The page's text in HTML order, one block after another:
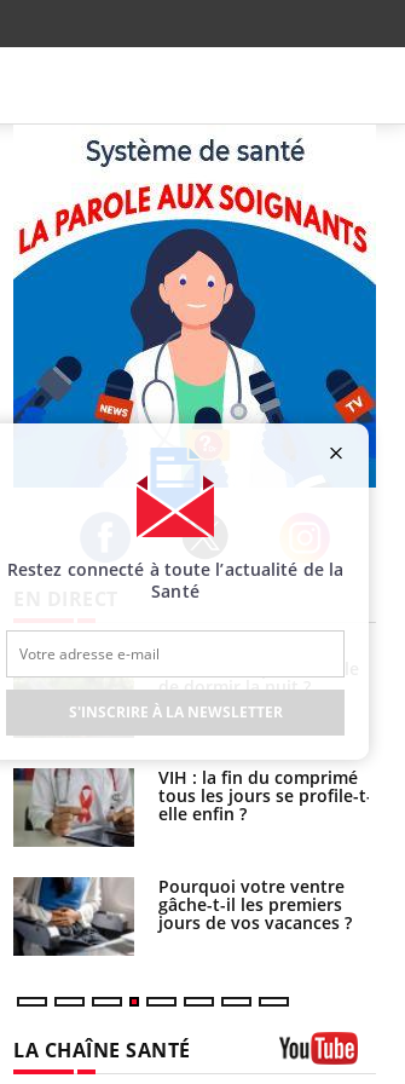
Facebook Twitter Instagram
pourquoi le risque de
noyade grimpe-t-il ?
Le Viagra pourrait-il
freiner la propagation du
cancer ?
Pourquoi manger moins
de protéines pourrait
finalement être bénéfique
LA CHAÎNE SANTÉ
Restez connecté à toute l’actualité de la
Santé
S'INSCRIRE À LA NEWSLETTER